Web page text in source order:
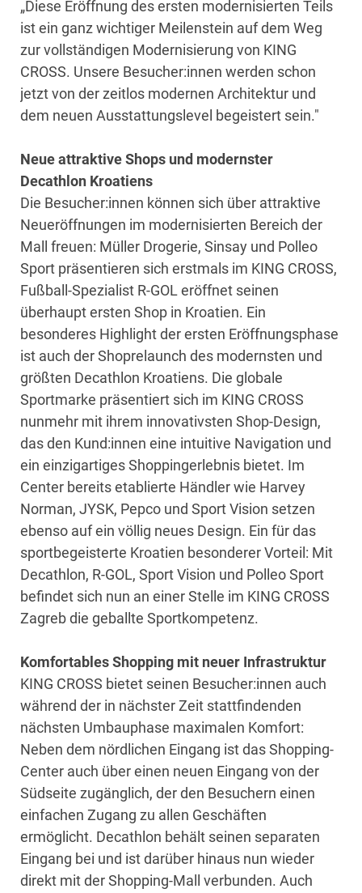
„Diese Eröffnung des ersten modernisierten Teils
ist ein ganz wichtiger Meilenstein auf dem Weg
zur vollständigen Modernisierung von KING
CROSS. Unsere Besucher:innen werden schon
jetzt von der zeitlos modernen Architektur und
dem neuen Ausstattungslevel begeistert sein."
Neue attraktive Shops und modernster
Decathlon Kroatiens
Die Besucher:innen können sich über attraktive
Neueröffnungen im modernisierten Bereich der
Mall freuen: Müller Drogerie, Sinsay und Polleo
Sport präsentieren sich erstmals im KING CROSS,
Fußball-Spezialist R-GOL eröffnet seinen
überhaupt ersten Shop in Kroatien. Ein
besonderes Highlight der ersten Eröffnungsphase
ist auch der Shoprelaunch des modernsten und
größten Decathlon Kroatiens. Die globale
Sportmarke präsentiert sich im KING CROSS
nunmehr mit ihrem innovativsten Shop-Design,
das den Kund:innen eine intuitive Navigation und
ein einzigartiges Shoppingerlebnis bietet. Im
Center bereits etablierte Händler wie Harvey
Norman, JYSK, Pepco und Sport Vision setzen
ebenso auf ein völlig neues Design. Ein für das
sportbegeisterte Kroatien besonderer Vorteil: Mit
Decathlon, R-GOL, Sport Vision und Polleo Sport
befindet sich nun an einer Stelle im KING CROSS
Zagreb die geballte Sportkompetenz.
Komfortables Shopping mit neuer Infrastruktur
KING CROSS bietet seinen Besucher:innen auch
während der in nächster Zeit stattfindenden
nächsten Umbauphase maximalen Komfort:
Neben dem nördlichen Eingang ist das Shopping-
Center auch über einen neuen Eingang von der
Südseite zugänglich, der den Besuchern einen
einfachen Zugang zu allen Geschäften
ermöglicht. Decathlon behält seinen separaten
Eingang bei und ist darüber hinaus nun wieder
direkt mit der Shopping-Mall verbunden. Auch